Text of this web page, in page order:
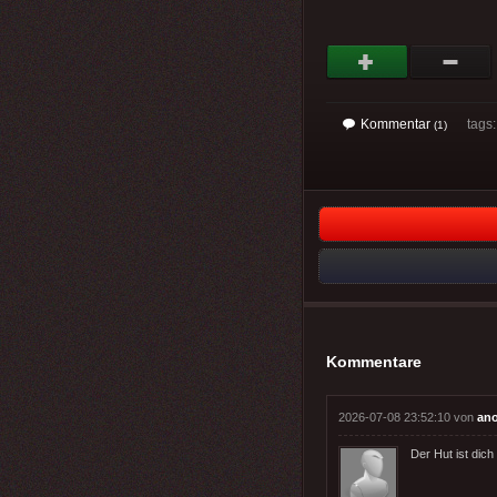
Kommentar (1) tags:
Kommentare
2026-07-08 23:52:10 von
Der Hut ist